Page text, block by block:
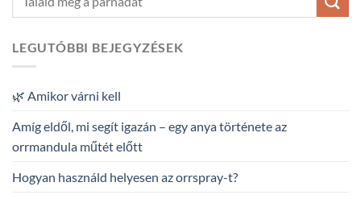
LEGUTÓBBI BEJEGYZÉSEK
🌿 Amikor várni kell
Amíg eldől, mi segít igazán – egy anya története az
orrmandula műtét előtt
Hogyan használd helyesen az orrspray-t?